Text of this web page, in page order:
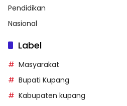
Pendidikan
Nasional
Label
Masyarakat
Bupati Kupang
Kabupaten kupang